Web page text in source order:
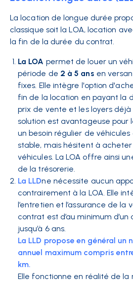
La location de longue durée
classique soit la LOA, location
la fin de la durée du contrat.
La LOA permet de louer un
période de 2 à 5 ans en
fixes. Elle intègre l'option
fin de la location en payant la
prix de vente et les loyers
solution est avantageuse pour
un besoin régulier de
stable, mais hésitent à
véhicules. La LOA offre ainsi
de la trésorerie.
La LLDne nécessite aucun
contrairement à la LOA. Elle
l’entretien et l’assurance de la
contrat est d’au minimum
jusqu’à 6 ans.
La LLD propose en général un
annuel maximum compris
km.
Elle fonctionne en réalité de